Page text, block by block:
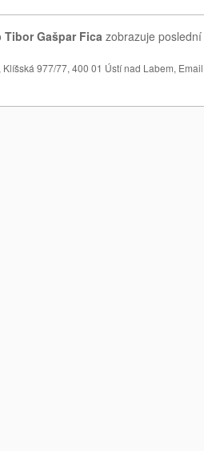
Tibor Gašpar Fica zobrazuje
, Klíšská 977/77, 400 01 Ústí nad Labem,